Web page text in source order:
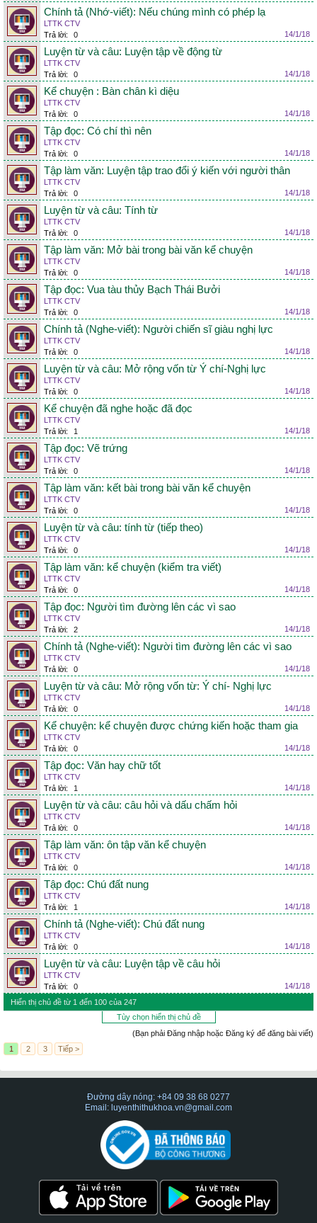
Chính tả (Nhớ-viết): Nếu chúng mình có phép lạ
LTTK CTV
Trả lời:
0 14/1/18
Luyện từ và câu: Luyện tập về động từ
LTTK CTV
Trả lời:
0 14/1/18
Kể chuyện : Bàn chân kì diệu
LTTK CTV
Trả lời:
0 14/1/18
Tập đọc: Có chí thì nên
LTTK CTV
Trả lời:
0 14/1/18
Tập làm văn: Luyện tập trao đổi ý kiến với người thân
LTTK CTV
Trả lời:
0 14/1/18
Luyện từ và câu: Tính từ
LTTK CTV
Trả lời:
0 14/1/18
Tập làm văn: Mở bài trong bài văn kể chuyện
LTTK CTV
Trả lời:
0 14/1/18
Tập đọc: Vua tàu thủy Bạch Thái Bưởi
LTTK CTV
Trả lời:
0 14/1/18
Chính tả (Nghe-viết): Người chiến sĩ giàu nghị lực
LTTK CTV
Trả lời:
0 14/1/18
Luyện từ và câu: Mở rộng vốn từ Ý chí-Nghị lực
LTTK CTV
Trả lời:
0 14/1/18
Kể chuyện đã nghe hoặc đã đọc
LTTK CTV
Trả lời:
1 14/1/18
Tập đọc: Vẽ trứng
LTTK CTV
Trả lời:
0 14/1/18
Tập làm văn: kết bài trong bài văn kể chuyện
LTTK CTV
Trả lời:
0 14/1/18
Luyện từ và câu: tính từ (tiếp theo)
LTTK CTV
Trả lời:
0 14/1/18
Tập làm văn: kể chuyện (kiểm tra viết)
LTTK CTV
Trả lời:
0 14/1/18
Tập đọc: Người tìm đường lên các vì sao
LTTK CTV
Trả lời:
2 14/1/18
Chính tả (Nghe-viết): Người tìm đường lên các vì sao
LTTK CTV
Trả lời:
0 14/1/18
Luyện từ và câu: Mở rộng vốn từ: Ý chí- Nghị lực
LTTK CTV
Trả lời:
0 14/1/18
Kể chuyện: kể chuyện được chứng kiến hoặc tham gia
LTTK CTV
Trả lời:
0 14/1/18
Tập đọc: Văn hay chữ tốt
LTTK CTV
Trả lời:
1 14/1/18
Luyện từ và câu: câu hỏi và dấu chấm hỏi
LTTK CTV
Trả lời:
0 14/1/18
Tập làm văn: ôn tập văn kể chuyện
LTTK CTV
Trả lời:
0 14/1/18
Tập đọc: Chú đất nung
LTTK CTV
Trả lời:
1 14/1/18
Chính tả (Nghe-viết): Chú đất nung
LTTK CTV
Trả lời:
0 14/1/18
Luyện từ và câu: Luyện tập về câu hỏi
LTTK CTV
Trả lời:
0
14/1/18
Hiển thị chủ đề từ 1 đến 100 của 247
Tùy chọn hiển thị chủ đề
(Bạn phải Đăng nhập hoặc Đăng ký để đăng bài viết)
1
2 3 Tiếp >
Đường dây nóng: +84 09 38 68 0277
Email: luyenthithukhoa.vn@gmail.com